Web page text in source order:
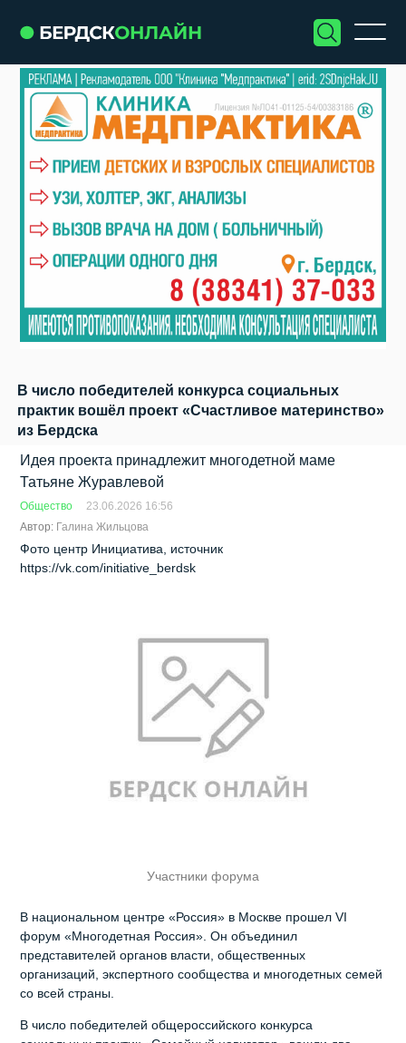
В число победителей конкурса социальных
практик вошёл проект «Счастливое материнство»
из Бердска
Идея проекта принадлежит многодетной маме
Татьяне Журавлевой
Общество
23.06.2026 16:56
Автор: Галина Жильцова
Фото центр Инициатива, источник
https://vk.com/initiative_berdsk
Участники форума
В национальном центре «Россия» в Москве прошел VI
форум «Многодетная Россия». Он объединил
представителей органов власти, общественных
организаций, экспертного сообщества и многодетных семей
со всей страны.
В число победителей общероссийского конкурса